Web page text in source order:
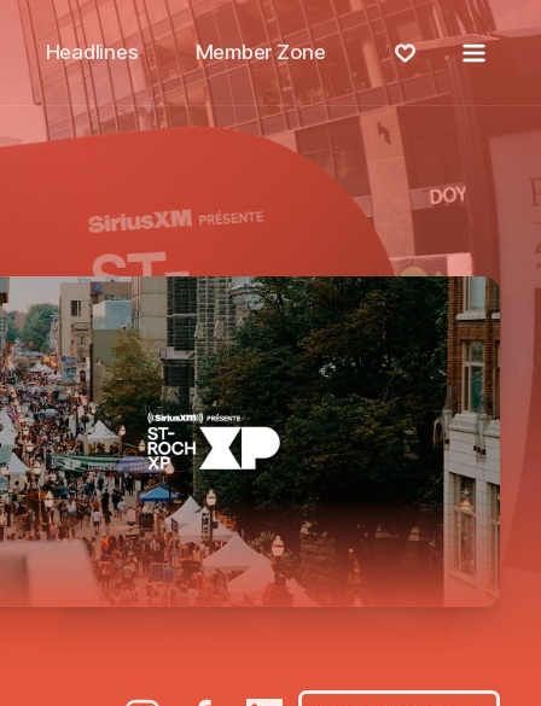
Headlines Member Zone
Menu